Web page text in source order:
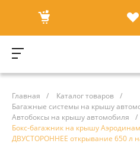
Главная / Каталог товаров /
Багажные системы на крышу
Автобоксы на крышу автомобиля
/
Бокс-багажник на крышу
ДВУСТОРОННЕЕ открывание 650 л